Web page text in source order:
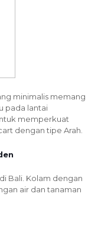
minimalis memang
pada lantai
memperkuat
dengan tipe Arah.
Bali. Kolam dengan
air dan tanaman